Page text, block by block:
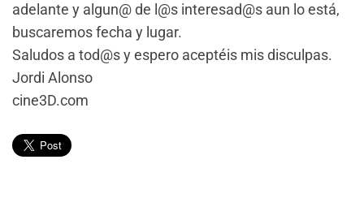
adelante y algun@ de l@s interesad@s aun lo está,
buscaremos fecha y lugar.
Saludos a tod@s y espero aceptéis mis disculpas.
Jordi Alonso
cine3D.com